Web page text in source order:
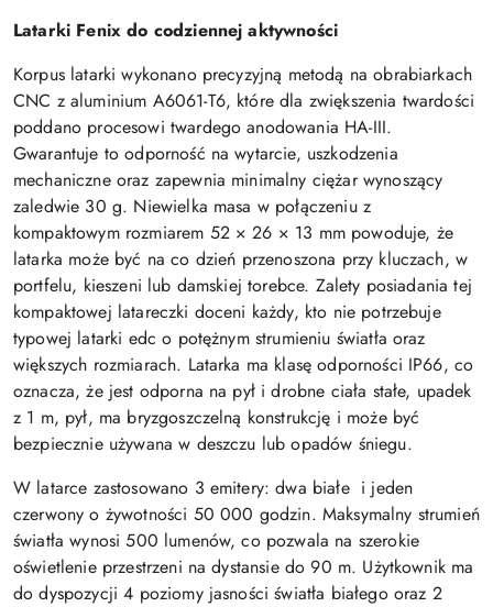
Latarki Fenix do codziennej aktywności
Korpus latarki wykonano precyzyjną metodą na obrabiarkach
CNC z aluminium A6061-T6, które dla zwiększenia twardości
poddano procesowi twardego anodowania HA-III.
Gwarantuje to odporność na wytarcie, uszkodzenia
mechaniczne oraz zapewnia minimalny ciężar wynoszący
zaledwie 30 g. Niewielka masa w połączeniu z
kompaktowym rozmiarem 52 × 26 × 13 mm powoduje, że
latarka może być na co dzień przenoszona przy kluczach, w
portfelu, kieszeni lub damskiej torebce. Zalety posiadania tej
kompaktowej latareczki doceni każdy, kto nie potrzebuje
typowej latarki edc o potężnym strumieniu światła oraz
większych rozmiarach. Latarka ma klasę odporności IP66, co
oznacza, że jest odporna na pył i drobne ciała stałe, upadek
z 1 m, pył, ma bryzgoszczelną konstrukcję i może być
bezpiecznie używana w deszczu lub opadów śniegu.
W latarce zastosowano 3 emitery: dwa białe i jeden
czerwony o żywotności 50 000 godzin. Maksymalny strumień
światła wynosi 500 lumenów, co pozwala na szerokie
oświetlenie przestrzeni na dystansie do 90 m. Użytkownik ma
do dyspozycji 4 poziomy jasności światła białego oraz 2